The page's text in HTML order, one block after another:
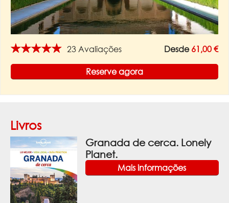
★★★★★ 23 Avaliações Desde 61,00 €
Reserve agora
Livros
Granada de cerca. Lonely
Planet.
Mais informações